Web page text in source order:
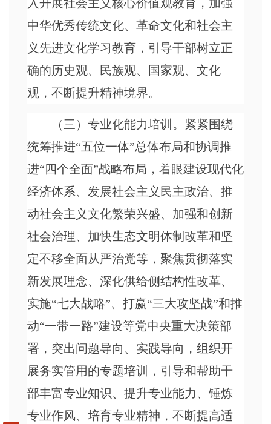
入开展社会主义核心价值观教育，加强
中华优秀传统文化、革命文化和社会主
义先进文化学习教育，引导干部树立正
确的历史观、民族观、国家观、文化
观，不断提升精神境界。
（三）专业化能力培训。紧紧围绕
统筹推进“五位一体”总体布局和协调推
进“四个全面”战略布局，着眼建设现代化
经济体系、发展社会主义民主政治、推
动社会主义文化繁荣兴盛、加强和创新
社会治理、加快生态文明体制改革和坚
定不移全面从严治党等，聚焦贯彻落实
新发展理念、深化供给侧结构性改革、
实施“七大战略”、打赢“三大攻坚战”和推
动“一带一路”建设等党中央重大决策部
署，突出问题导向、实践导向，组织开
展务实管用的专题培训，引导和帮助干
部丰富专业知识、提升专业能力、锤炼
专业作风、培育专业精神，不断提高适